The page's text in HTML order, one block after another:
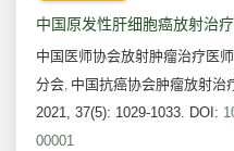
中国原发性肝细胞癌放射治
中国医师协会放射肿瘤治疗医
分会, 中国抗癌协会肿瘤放射治
2021, 37(5): 1029-1033. DOI:
00001